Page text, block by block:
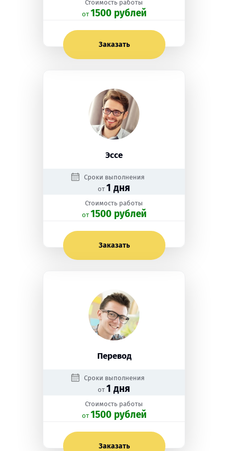
Стоимость работы
oт 1500 рублей
Заказать
Эссе
Сроки выполнения
от 1 дня
Стоимость работы
oт 1500 рублей
Заказать
Перевод
Сроки выполнения
от 1 дня
Стоимость работы
oт 1500 рублей
Заказать